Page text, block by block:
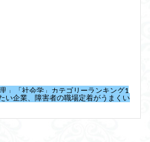
」「社会学」カテゴリーランキング1
い企業、障害者の職場定着がうまくい